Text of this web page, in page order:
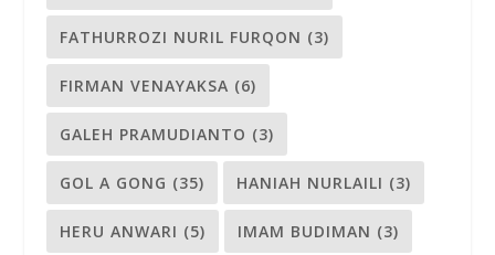
FATHURROZI NURIL FURQON (3)
FIRMAN VENAYAKSA (6)
GALEH PRAMUDIANTO (3)
GOL A GONG (35) HANIAH NURLAILI (3)
HERU ANWARI (5) IMAM BUDIMAN (3)